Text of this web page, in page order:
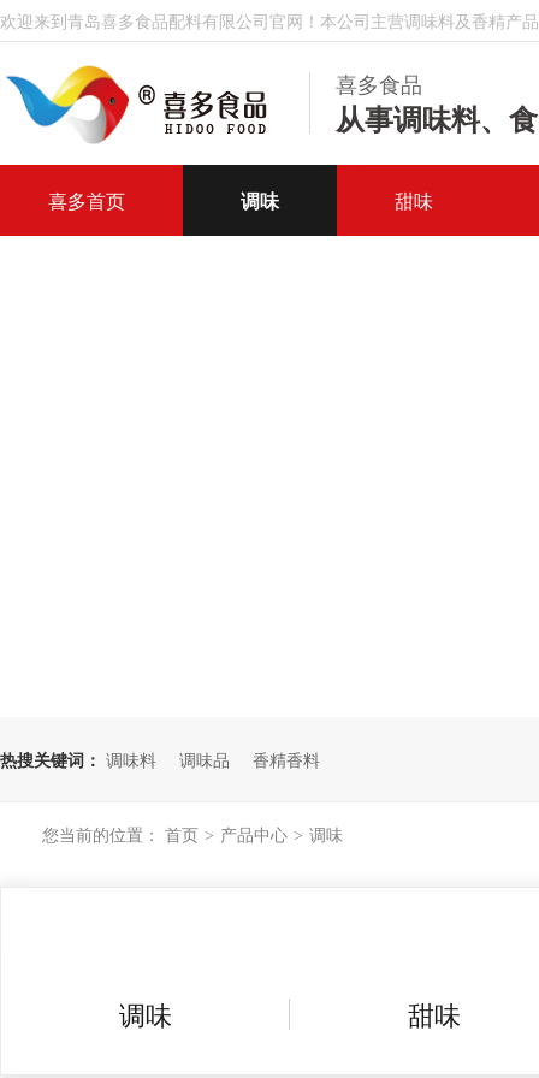
欢迎来到青岛喜多食品配料有限公司官网！本公司主营调味料及香精产
喜多食品
从事调味料、
喜多首页 调味 甜味
热搜关键词： 调味料 调味品 香精香料
您当前的位置： 首页 > 产品中心 > 调味
调味 甜味